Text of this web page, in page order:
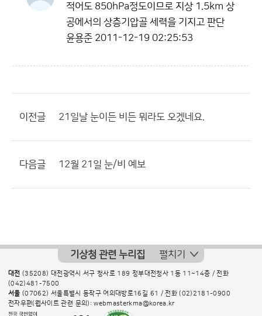
적어도 850hPa정도이므로 지상 1.5km 상
공에서의 상층기압골 세력을 기지고 판단
윤용준 2011-12-19 02:25:53
이전글 21일날 눈이든 비든 뭐라도 오겠네요.
다음글 12월 21일 눈/비 예보
기상청 관련 누리집 펼치기
대전 (35208) 대전광역시 서구 청사로 189 정부대전청사 1동 11~14층 / 전화
(042)481-7500
서울 (07062) 서울특별시 동작구 여의대방로16길 61 / 전화(02)2181-0900
전자우편(웹사이트 관련 문의): webmasterkma@korea.kr